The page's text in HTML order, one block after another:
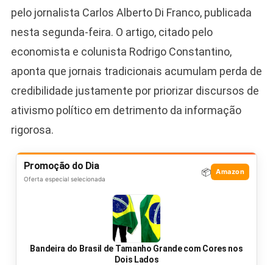
pelo jornalista Carlos Alberto Di Franco, publicada
nesta segunda-feira. O artigo, citado pelo
economista e colunista Rodrigo Constantino,
aponta que jornais tradicionais acumulam perda de
credibilidade justamente por priorizar discursos de
ativismo político em detrimento da informação
rigorosa.
Promoção do Dia
Oferta especial selecionada
📦 Amazon
Bandeira do Brasil de Tamanho Grande com Cores nos
Dois Lados